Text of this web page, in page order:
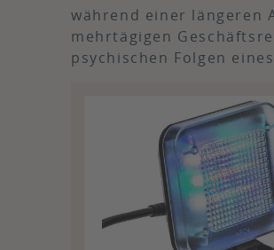
während einer längeren
mehrtägigen
psychischen Folgen